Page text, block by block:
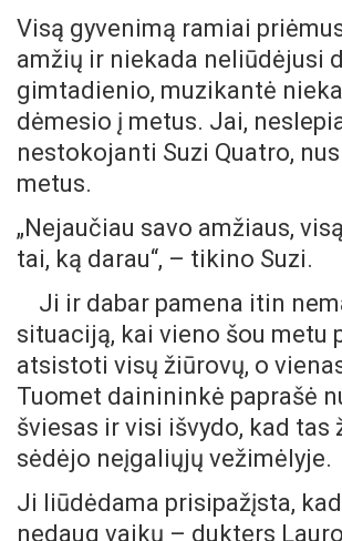
Visą gyvenimą ramiai
amžių ir niekada neliūdėjusi
gimtadienio, muzikantė
dėmesio į metus. Jai,
nestokojanti Suzi Quatro,
metus.
„Nejaučiau savo amžiaus,
tai, ką darau“, – tikino Suzi.
Ji ir dabar pamena itin
situaciją, kai vieno šou metu
atsistoti visų žiūrovų, o
Tuomet dainininkė paprašė
šviesas ir visi išvydo, kad tas
sėdėjo neįgaliųjų vežimėlyje.
Ji liūdėdama prisipažįsta,
nedaug vaikų – dukters